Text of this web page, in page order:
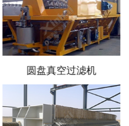
圆盘真空过滤机